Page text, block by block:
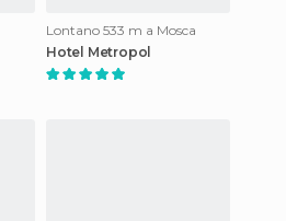
Lontano 533 m a Mosca
Hotel Metropol